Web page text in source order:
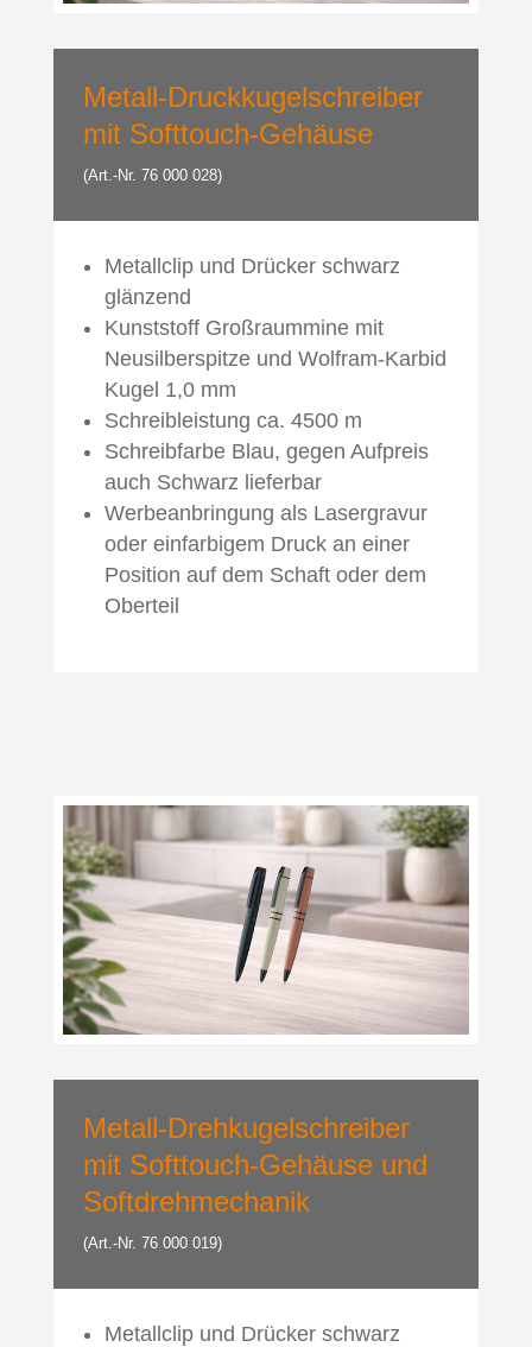
Metall-Druckkugelschreiber
mit Softtouch-Gehäuse
(Art.-Nr. 76 000 028)
Metallclip und Drücker schwarz
glänzend
Kunststoff Großraummine mit
Neusilberspitze und Wolfram-Karbid
Kugel 1,0 mm
Schreibleistung ca. 4500 m
Schreibfarbe Blau, gegen Aufpreis
auch Schwarz lieferbar
Werbeanbringung als Lasergravur
oder einfarbigem Druck an einer
Position auf dem Schaft oder dem
Oberteil
Metall-Drehkugelschreiber
mit Softtouch-Gehäuse und
Softdrehmechanik
(Art.-Nr. 76 000 019)
Metallclip und Drücker schwarz